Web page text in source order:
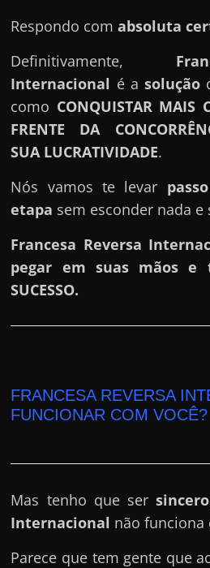
r
e
t
?
M
a
s
c
m
o
?
Respondo comabsoluta
Definitivamente,
Internacional é a solução
como CONQUISTAR MAIS
FRENTE DA
SUA LUCRATIVIDADE.
Nós vamos te levar
etapa sem esconder nada e
Francesa Reversa
pegar em suas mãos
SUCESSO.
FRANCESA REVERSA
FUNCIONAR COM VOCÊ?
Mas tenho que sersincero
Internacional não
Parece que tem gente que